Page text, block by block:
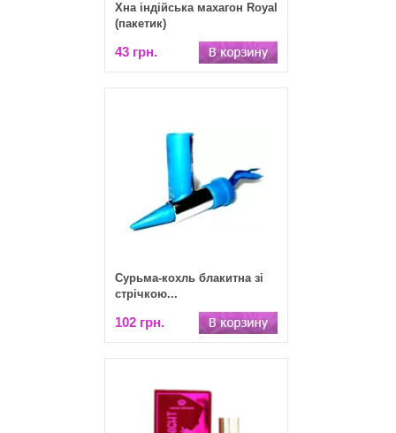
Хна індійська махагон Royal
(пакетик)
43 грн.
Сурьма-кохль блакитна зі
стрічкою...
102 грн.